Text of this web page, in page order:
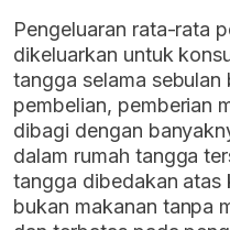
Pengeluaran rata-rata
dikeluarkan untuk
tangga selama
pembelian, pemberian
dibagi dengan
dalam rumah tangga
tangga dibedakan atas
bukan makanan tanpa